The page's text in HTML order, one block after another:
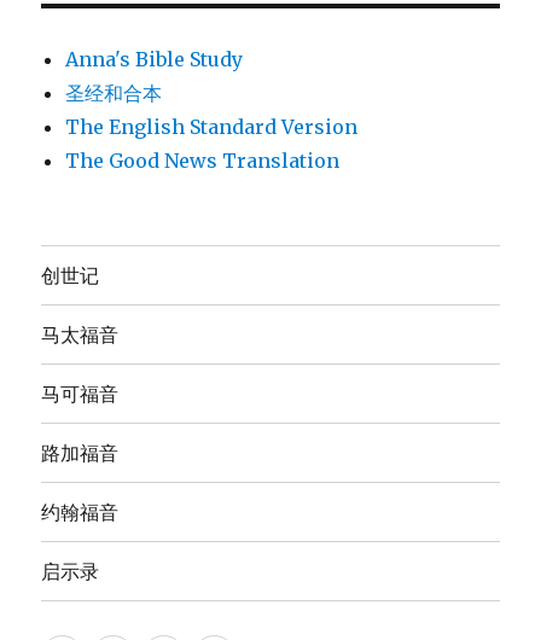
Anna's Bible Study
圣经和合本
The English Standard Version
The Good News Translation
创世记
马太福音
马可福音
路加福音
约翰福音
启示录